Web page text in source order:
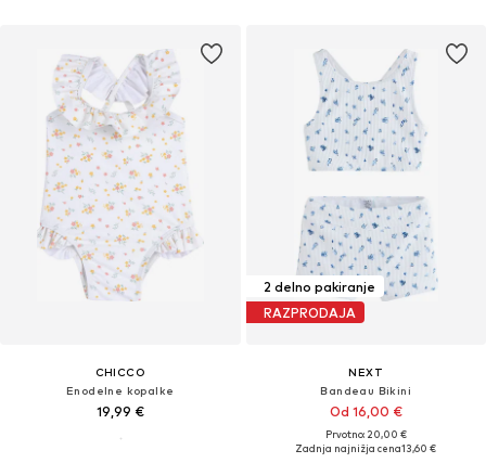
CHICCO
Enodelne kopalke
19,99 €
2 delno pakiranje
RAZPRODAJA
NEXT
Bandeau Bikini
Od 16,00 €
Prvotno: 20,00 €
Zadnja najnižja cena13,60 €